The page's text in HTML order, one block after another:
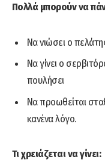
Πολλά μπορούν να
Να νιώσει ο
Να γίνει ο
πουλήσει
Να προωθείται
κανένα λόγο.
Τι χρειάζεται να γίνει: